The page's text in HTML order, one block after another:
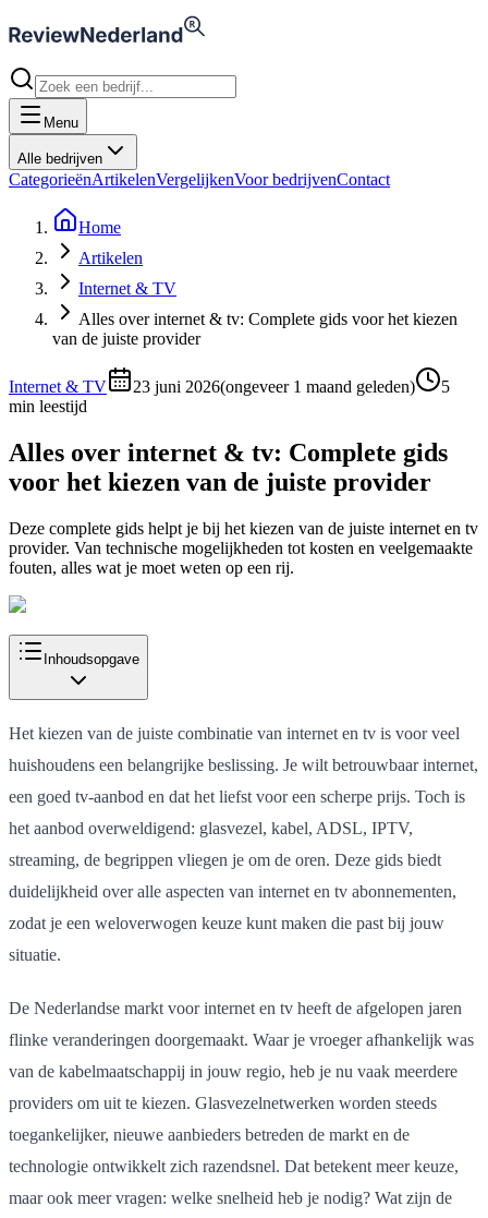
Menu
Alle bedrijven
CategorieënArtikelenVergelijkenVoor bedrijvenContact
Home
Artikelen
Internet & TV
Alles over internet & tv: Complete gids voor het kiezen
van de juiste provider
Internet & TV 23 juni 2026(ongeveer 1 maand geleden)
5
min leestijd
Alles over internet & tv: Complete gids
voor het kiezen van de juiste provider
Deze complete gids helpt je bij het kiezen van de juiste internet en tv
provider. Van technische mogelijkheden tot kosten en veelgemaakte
fouten, alles wat je moet weten op een rij.
Inhoudsopgave
Het kiezen van de juiste combinatie van internet en tv is voor veel
huishoudens een belangrijke beslissing. Je wilt betrouwbaar internet,
een goed tv-aanbod en dat het liefst voor een scherpe prijs. Toch is
het aanbod overweldigend: glasvezel, kabel, ADSL, IPTV,
streaming, de begrippen vliegen je om de oren. Deze gids biedt
duidelijkheid over alle aspecten van internet en tv abonnementen,
zodat je een weloverwogen keuze kunt maken die past bij jouw
situatie.
De Nederlandse markt voor internet en tv heeft de afgelopen jaren
flinke veranderingen doorgemaakt. Waar je vroeger afhankelijk was
van de kabelmaatschappij in jouw regio, heb je nu vaak meerdere
providers om uit te kiezen. Glasvezelnetwerken worden steeds
toegankelijker, nieuwe aanbieders betreden de markt en de
technologie ontwikkelt zich razendsnel. Dat betekent meer keuze,
maar ook meer vragen: welke snelheid heb je nodig? Wat zijn de